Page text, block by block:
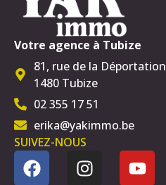
Votre agence à Tubize
81, rue de la Déportation
1480 Tubize
02 355 17 51
erika@yakimmo.be
SUIVEZ-NOUS